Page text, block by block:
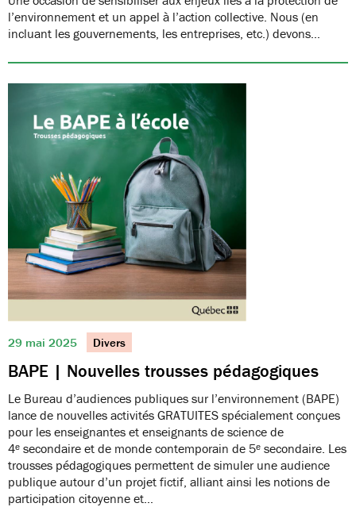
l’environnement et un appel à l’action collective. Nous (en
incluant les gouvernements, les entreprises, etc.) devons…
29 mai 2025 Divers
BAPE | Nouvelles trousses pédagogiques
Le Bureau d’audiences publiques sur l’environnement (BAPE)
lance de nouvelles activités GRATUITES spécialement conçues
pour les enseignantes et enseignants de science de
4ᵉ secondaire et de monde contemporain de 5ᵉ secondaire. Les
trousses pédagogiques permettent de simuler une audience
publique autour d’un projet fictif, alliant ainsi les notions de
participation citoyenne et…